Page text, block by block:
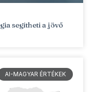
segítheti a jövő
AI-MAGYAR ÉRTÉKEK